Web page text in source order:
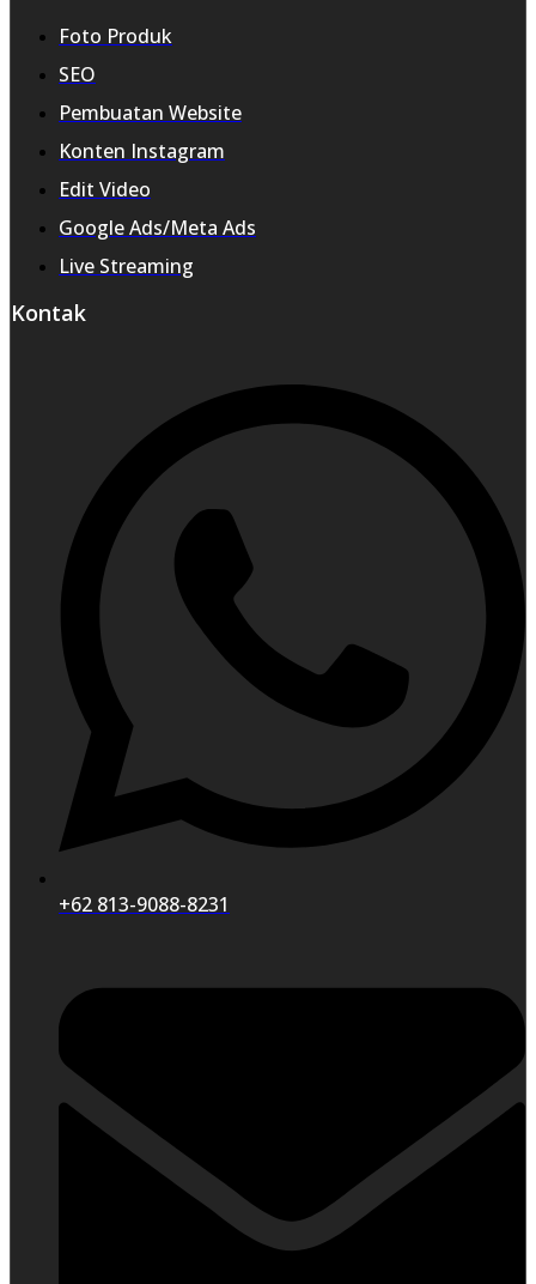
Foto Produk
SEO
Pembuatan Website
Konten Instagram
Edit Video
Google Ads/Meta Ads
Live Streaming
Kontak
+62 813-9088-8231